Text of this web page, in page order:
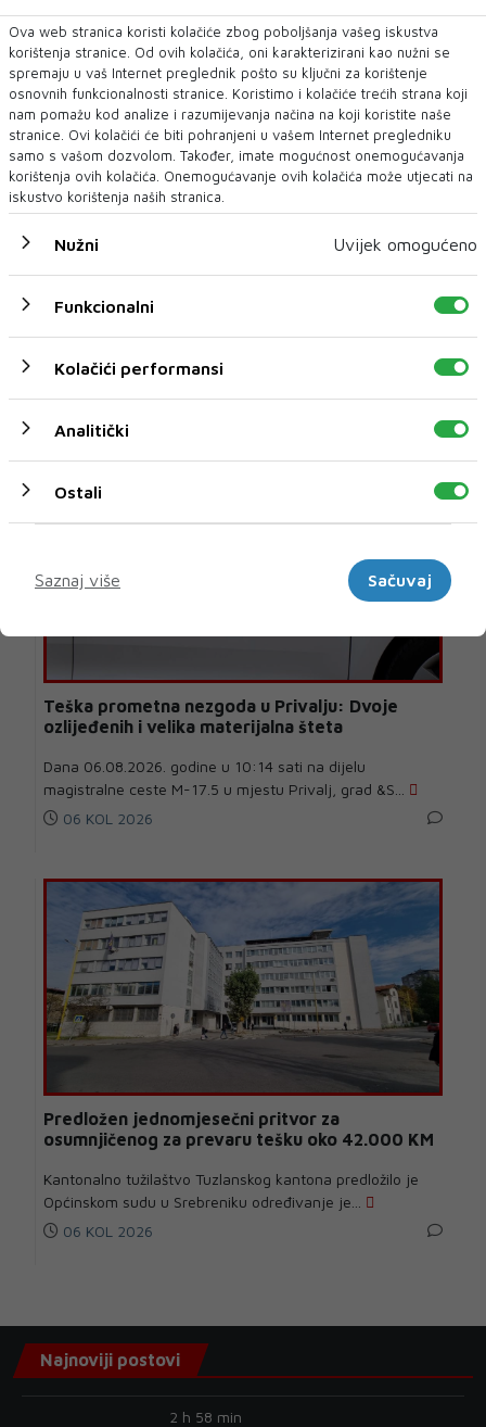
RASVIJETLILI KAZNENO DJELO KRAĐE
djelo „Krađa“ iz članka 286. KZ FBiH poč...
4 H 18 MIN
Teška prometna nezgoda u Privalju: Dvoje
ozlijeđenih i velika materijalna šteta
Dana 06.08.2026. godine u 10:14 sati na dijelu
magistralne ceste M-17.5 u mjestu Privalj, grad &S...
06 KOL 2026
Predložen jednomjesečni pritvor za
osumnjičenog za prevaru tešku oko 42.000 KM
Kantonalno tužilaštvo Tuzlanskog kantona predložilo je
Općinskom sudu u Srebreniku određivanje je...
06 KOL 2026
Ova web stranica koristi kolačiće zbog poboljšanja vašeg iskustva
korištenja stranice. Od ovih kolačića, oni karakterizirani kao nužni se
spremaju u vaš Internet preglednik pošto su ključni za korištenje
osnovnih funkcionalnosti stranice. Koristimo i kolačiće trećih strana koji
nam pomažu kod analize i razumijevanja načina na koji koristite naše
stranice. Ovi kolačići će biti pohranjeni u vašem Internet pregledniku
samo s vašom dozvolom. Također, imate mogućnost onemogućavanja
korištenja ovih kolačića. Onemogućavanje ovih kolačića može utjecati na
iskustvo korištenja naših stranica.
Nužni Uvijek omogućeno
Funkcionalni
Kolačići performansi
Analitički
Ostali
Saznaj više
Sačuvaj
Najnoviji postovi
2 h 58 min